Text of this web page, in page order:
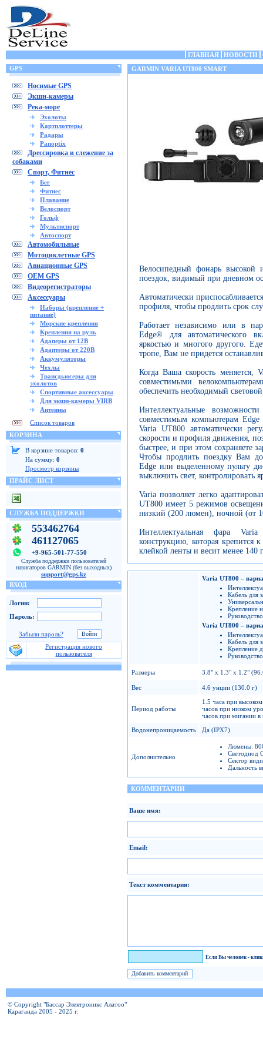
ГЛАВНАЯ НОВОСТИ
GPS
Носимые GPS
Экшн-камеры
Река-море
Эхолоты
Картплоттеры
Радары
Panoptix
Дрессировка и слежение за
собаками
Спорт, Фитнес
Бег
Фитнес
Плавание
Велоспорт
Гольф
Мультиспорт
Автоспорт
Автомобильные
Мотоциклетные GPS
Авиационные GPS
OEM GPS
Видеорегистраторы
Аксессуары
Наборы (крепление +
питание)
Морские крепления
Крепления на руль
Адаперы от 12В
Адаптеры от 220В
Аккумуляторы
Чехлы
Трансдьюсеры для
эхолотов
Спортивные аксессуары
Для экшн-камеры VIRB
Антенны
Список товаров
КОРЗИНА
В корзине товаров: 0
На сумму: 0
Просмотр корзины
ПРАЙС ЛИСТ
СЛУЖБА ПОДДЕРЖКИ
553462764
461127065
+9-965-501-77-550
Служба поддержки пользователей
навигаторов GARMIN (без выходных)
support@gps.kz
ВХОД
Логин:
Пароль:
Забыли пароль?
Регистрация нового
пользователя
GARMIN VARIA UT800 SMART
Велосипедный фонарь высокой
поездок, видимый при дневном
Автоматически
профиля, чтобы продлить срок
Работает независимо или в
Edge® для автоматического
яркостью и многого другого.
тропе, Вам не придется
Когда Ваша скорость меняется,
совместимыми
обеспечить необходимый
Интеллектуальные
совместимым компьютерам
Varia UT800 автоматически
скорости и профиля движения,
быстрее, и при этом сохраняете
Чтобы продлить поездку Вам
Edge или выделенному пульту
выключить свет, контролировать
Varia позволяет легко
UT800 имеет 5 режимов
низкий (200 люмен), ночной (от
Интеллектуальная фара
конструкцию, которая
клейкой ленты и весит менее 140
Varia UT800 –
Кабель для
Крепление
Руководство
Varia UT800 –
Кабель для
Крепление
Руководство
Размеры 3.8" x 1.3" x 1.2"
Вес 4.6 унции (130.0 г)
Период работы
1.5 часа при
часов при низком
часов при мигании в
Водонепроницаемость
Да (IPX7)
Дополнительно
Люмены:
Светодиод
Сектор
Дальность
КОММЕНТАРИИ
Ваше имя:
Email:
Текст комментария:
Если Вы человек -
© Copyright "Бассар Электроникс Алатоо"
Караганда 2005 - 2025 г.